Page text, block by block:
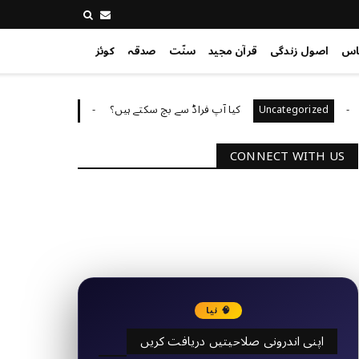
اصول زندگی قرآن مجید سنّت صدقہ کوئز
Uncategorized کیا آپ فراڈ سے بچ سکتے ہیں؟ Uncategorized
CONNECT WITH US
🧠 نیا
اپنی اندرونی صلاحیتیں دریافت کریں